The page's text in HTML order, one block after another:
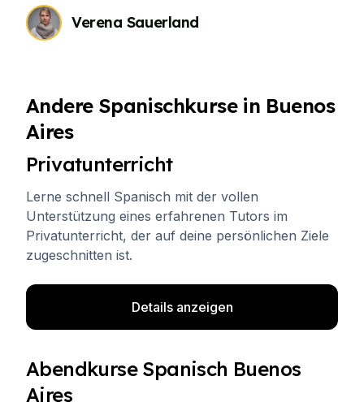
Verena Sauerland
Andere Spanischkurse in Buenos
Aires
Privatunterricht
Lerne schnell Spanisch mit der vollen
Unterstützung eines erfahrenen Tutors im
Privatunterricht, der auf deine persönlichen Ziele
zugeschnitten ist.
Details anzeigen
Abendkurse Spanisch Buenos
Aires